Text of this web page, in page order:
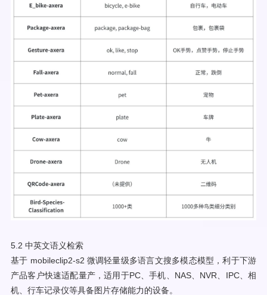
5.2 中英文语义检索
基于 mobileclip2-s2 微调轻量级多语言文搜多模态模型，利于下游
产品客户快速适配量产，适用于PC、手机、NAS、NVR、IPC、相
机、行车记录仪等具备图片存储能力的设备。